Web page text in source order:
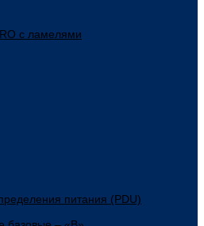
с ламелями
питания (PDU)